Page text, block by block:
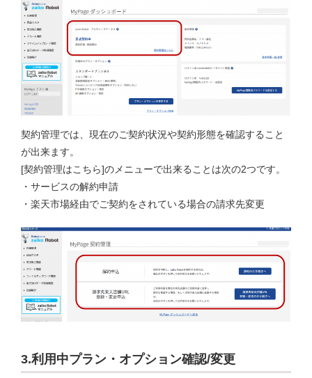
契約管理では、現在のご契約状況や契約形態を確認すること
が出来ます。
[契約管理はこちら]のメニューで出来ることは次の2つです。
・サービスの解約申請
・楽天市場経由でご契約をされている場合の請求先変更
3.利用中プラン・オプション確認/変更